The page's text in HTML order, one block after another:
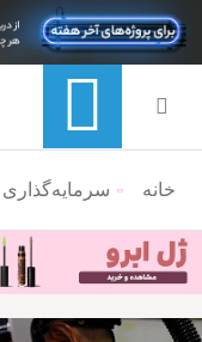
منوی ناوبری خرده نان
خانه سرمایه‌گذاری